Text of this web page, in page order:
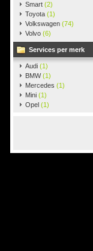
Smart (2)
Toyota (1)
Volkswagen (74)
Volvo (6)
Services per merk
Audi (1)
BMW(1)
Mercedes (1)
Mini (1)
Opel (1)